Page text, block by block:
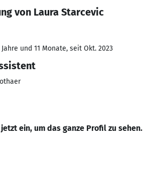
von Laura Starcevic
Jahre und 11 Monate, seit Okt. 2023
jetzt ein, um das ganze Profil zu sehen.